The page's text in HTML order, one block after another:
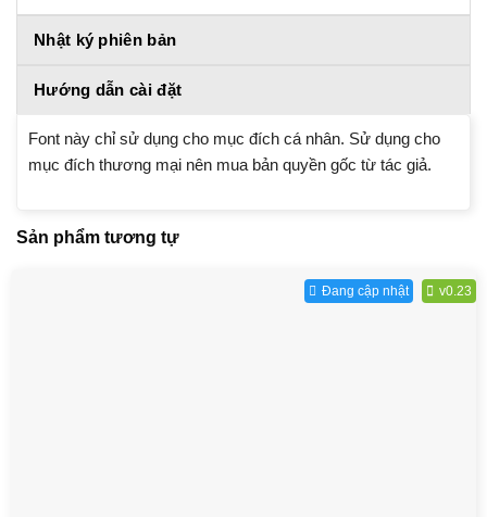
Nhật ký phiên bản
Hướng dẫn cài đặt
Font này chỉ sử dụng cho mục đích cá nhân. Sử dụng cho
mục đích thương mại nên mua bản quyền gốc từ tác giả.
Sản phẩm tương tự
Đang cập nhật v0.23